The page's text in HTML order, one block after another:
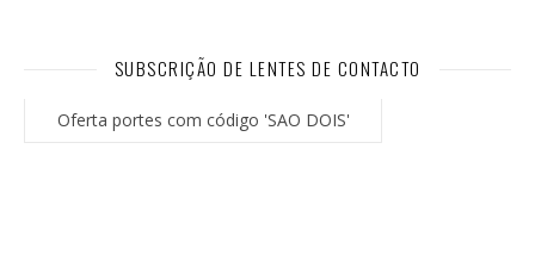
SUBSCRIÇÃO DE LENTES DE CONTACTO
Oferta portes com código 'SAO DOIS'